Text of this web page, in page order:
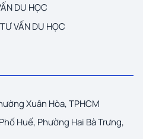
DU HỌC
VẤN DU HỌC
Xuân Hòa, TPHCM
Huế, Phường Hai Bà Trưng,